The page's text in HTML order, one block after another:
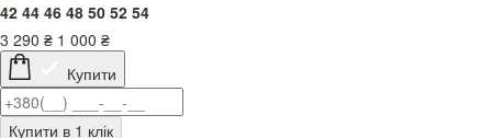
42 44 46 48 50 52 54
3 290 ₴ 1 000 ₴
Купити